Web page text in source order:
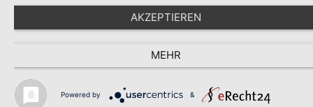
AKZEPTIEREN
MEHR
Powered by &